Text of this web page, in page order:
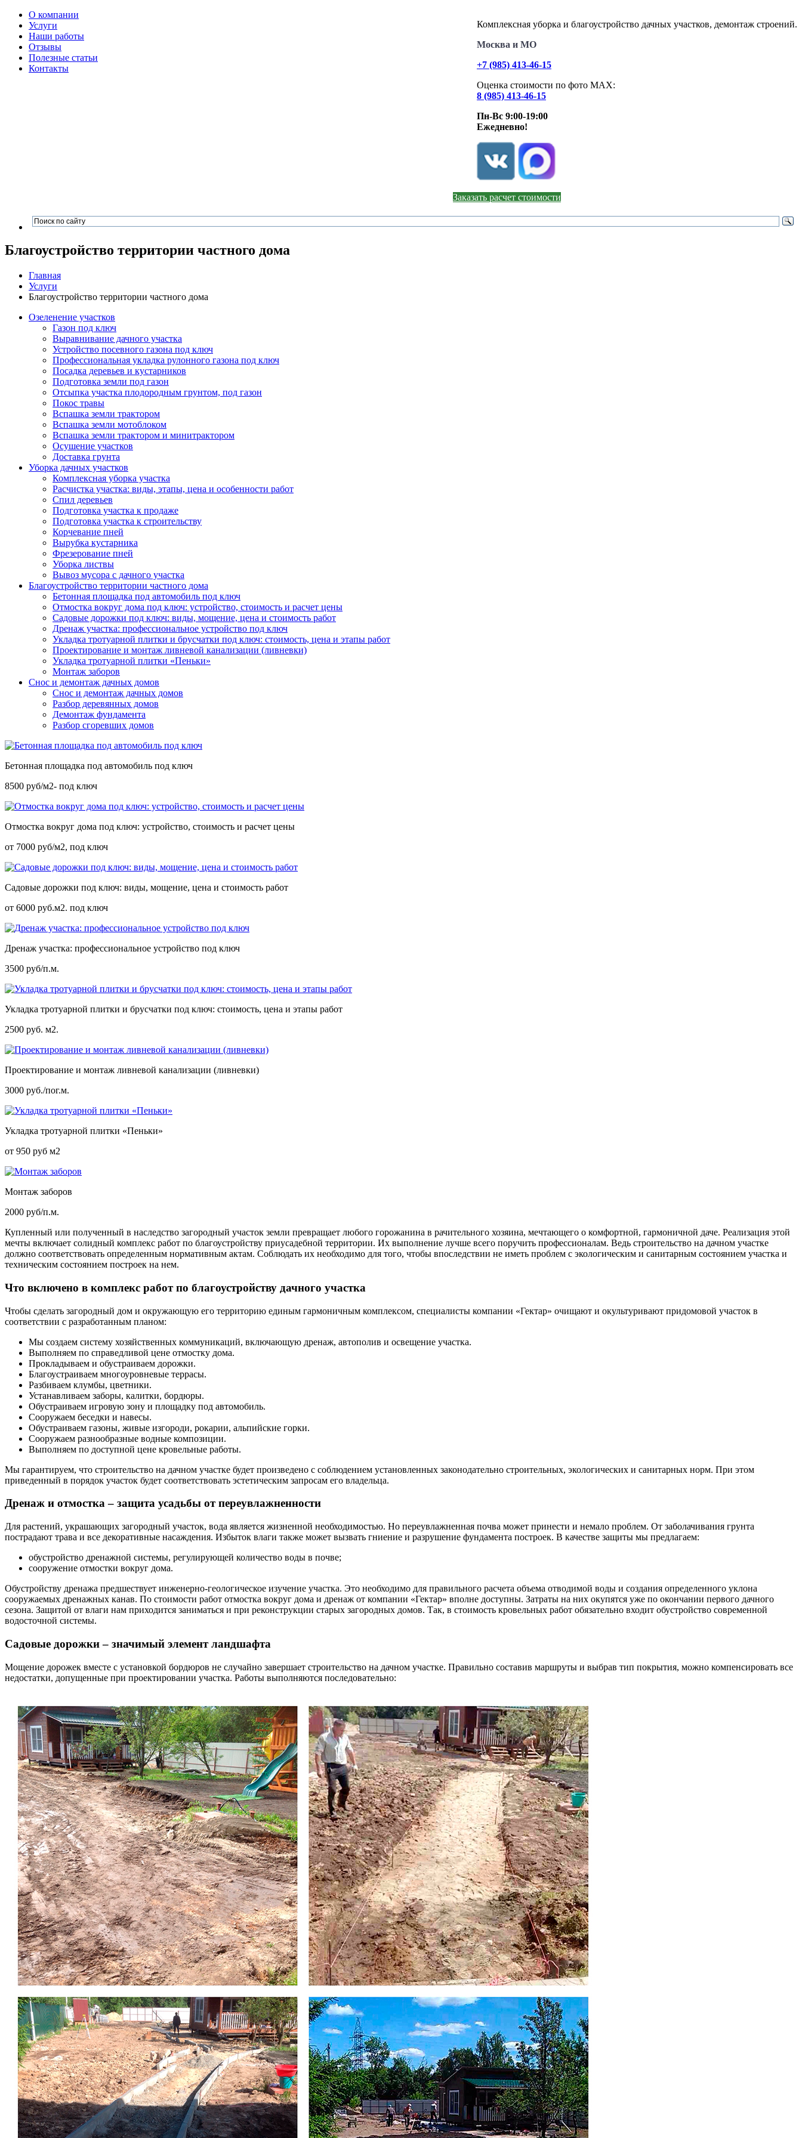
Комплексная уборка и благоустройство дачных участков, демонтаж строений.
Москва и МО
+7 (985) 413-46-15
Оценка стоимости по фото МАХ:
8 (985) 413-46-15
Пн-Вс 9:00-19:00
Ежедневно!
Заказать расчет стоимости
О компании
Услуги
Наши работы
Отзывы
Полезные статьи
Контакты
Благоустройство территории частного дома
Главная
Услуги
Благоустройство территории частного дома
Озеленение участков
Газон под ключ
Выравнивание дачного участка
Устройство посевного газона под ключ
Профессиональная укладка рулонного газона под ключ
Посадка деревьев и кустарников
Подготовка земли под газон
Отсыпка участка плодородным грунтом, под газон
Покос травы
Вспашка земли трактором
Вспашка земли мотоблоком
Вспашка земли трактором и минитрактором
Осушение участков
Доставка грунта
Уборка дачных участков
Комплексная уборка участка
Расчистка участка: виды, этапы, цена и особенности работ
Спил деревьев
Подготовка участка к продаже
Подготовка участка к строительству
Корчевание пней
Вырубка кустарника
Фрезерование пней
Уборка листвы
Вывоз мусора с дачного участка
Благоустройство территории частного дома
Бетонная площадка под автомобиль под ключ
Отмостка вокруг дома под ключ: устройство, стоимость и расчет цены
Садовые дорожки под ключ: виды, мощение, цена и стоимость работ
Дренаж участка: профессиональное устройство под ключ
Укладка тротуарной плитки и брусчатки под ключ: стоимость, цена и этапы работ
Проектирование и монтаж ливневой канализации (ливневки)
Укладка тротуарной плитки «Пеньки»
Монтаж заборов
Снос и демонтаж дачных домов
Снос и демонтаж дачных домов
Разбор деревянных домов
Демонтаж фундамента
Разбор сгоревших домов
Бетонная площадка под автомобиль под ключ
8500 руб/м2- под ключ
Отмостка вокруг дома под ключ: устройство, стоимость и расчет цены
от 7000 руб/м2, под ключ
Садовые дорожки под ключ: виды, мощение, цена и стоимость работ
от 6000 руб.м2. под ключ
Дренаж участка: профессиональное устройство под ключ
3500 руб/п.м.
Укладка тротуарной плитки и брусчатки под ключ: стоимость, цена и этапы работ
2500 руб. м2.
Проектирование и монтаж ливневой канализации (ливневки)
3000 руб./пог.м.
Укладка тротуарной плитки «Пеньки»
от 950 руб м2
Монтаж заборов
2000 руб/п.м.
Купленный или полученный в наследство загородный участок земли превращает любого горожанина в рачительного хозяина, мечтающего о комфортной, гармоничной даче. Реализация этой
мечты включает солидный комплекс работ по благоустройству приусадебной территории. Их выполнение лучше всего поручить профессионалам. Ведь строительство на дачном участке
должно соответствовать определенным нормативным актам. Соблюдать их необходимо для того, чтобы впоследствии не иметь проблем с экологическим и санитарным состоянием участка и
техническим состоянием построек на нем.
Что включено в комплекс работ по благоустройству дачного участка
Чтобы сделать загородный дом и окружающую его территорию единым гармоничным комплексом, специалисты компании «Гектар» очищают и окультуривают придомовой участок в
соответствии с разработанным планом:
Мы создаем систему хозяйственных коммуникаций, включающую дренаж, автополив и освещение участка.
Выполняем по справедливой цене отмостку дома.
Прокладываем и обустраиваем дорожки.
Благоустраиваем многоуровневые террасы.
Разбиваем клумбы, цветники.
Устанавливаем заборы, калитки, бордюры.
Обустраиваем игровую зону и площадку под автомобиль.
Сооружаем беседки и навесы.
Обустраиваем газоны, живые изгороди, рокарии, альпийские горки.
Сооружаем разнообразные водные композиции.
Выполняем по доступной цене кровельные работы.
Мы гарантируем, что строительство на дачном участке будет произведено с соблюдением установленных законодательно строительных, экологических и санитарных норм. При этом
приведенный в порядок участок будет соответствовать эстетическим запросам его владельца.
Дренаж и отмостка – защита усадьбы от переувлажненности
Для растений, украшающих загородный участок, вода является жизненной необходимостью. Но переувлажненная почва может принести и немало проблем. От заболачивания грунта
пострадают трава и все декоративные насаждения. Избыток влаги также может вызвать гниение и разрушение фундамента построек. В качестве защиты мы предлагаем:
обустройство дренажной системы, регулирующей количество воды в почве;
сооружение отмостки вокруг дома.
Обустройству дренажа предшествует инженерно-геологическое изучение участка. Это необходимо для правильного расчета объема отводимой воды и создания определенного уклона
сооружаемых дренажных канав. По стоимости работ отмостка вокруг дома и дренаж от компании «Гектар» вполне доступны. Затраты на них окупятся уже по окончании первого дачного
сезона. Защитой от влаги нам приходится заниматься и при реконструкции старых загородных домов. Так, в стоимость кровельных работ обязательно входит обустройство современной
водосточной системы.
Садовые дорожки – значимый элемент ландшафта
Мощение дорожек вместе с установкой бордюров не случайно завершает строительство на дачном участке. Правильно составив маршруты и выбрав тип покрытия, можно компенсировать все
недостатки, допущенные при проектировании участка. Работы выполняются последовательно: